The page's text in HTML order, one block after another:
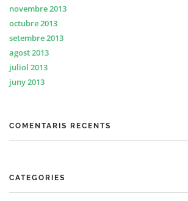
novembre 2013
octubre 2013
setembre 2013
agost 2013
juliol 2013
juny 2013
COMENTARIS RECENTS
CATEGORIES